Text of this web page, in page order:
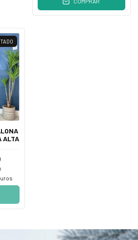
ALTA